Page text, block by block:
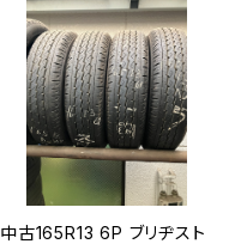
中古165R13 6P ブリヂスト